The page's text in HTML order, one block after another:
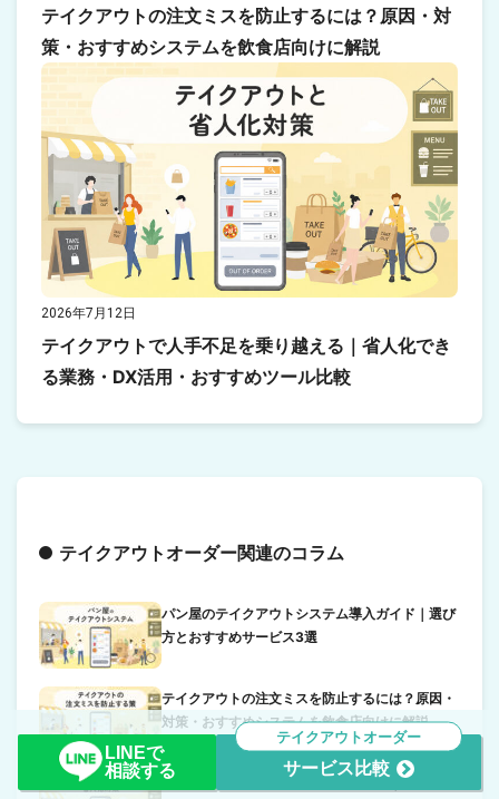
テイクアウトの注文ミスを防止するには？原因・対
策・おすすめシステムを飲食店向けに解説
2026年7月12日
テイクアウトで人手不足を乗り越える｜省人化でき
る業務・DX活用・おすすめツール比較
テイクアウトオーダー関連のコラム
パン屋のテイクアウトシステム導入ガイド｜選び
方とおすすめサービス3選
テイクアウトの注文ミスを防止するには？原因・
対策・おすすめシステムを飲食店向けに解説
テイクアウトで人手不足を乗り越える｜省人化で
LINEで
相談する
テイクアウトオーダー
サービス比較